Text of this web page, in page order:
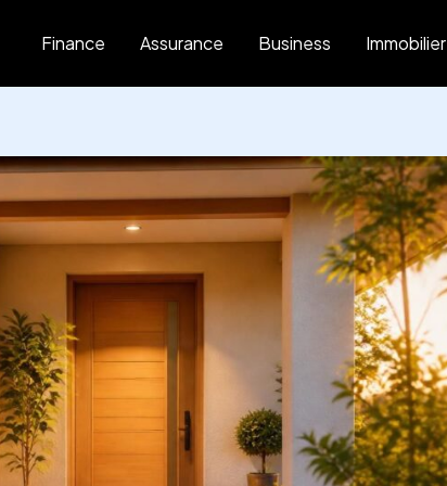
Finance Assurance Business Immobilier